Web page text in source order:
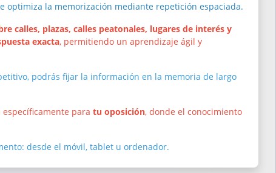
optimiza la memorización mediante repetición espaciada.
calles, plazas, calles peatonales, lugares de interés y
exacta, permitiendo un aprendizaje ágil y
podrás fijar la información en la memoria de largo
para tu oposición, donde el conocimiento
desde el móvil, tablet u ordenador.